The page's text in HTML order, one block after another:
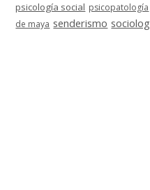
psicología social psicopatología
de maya senderismo